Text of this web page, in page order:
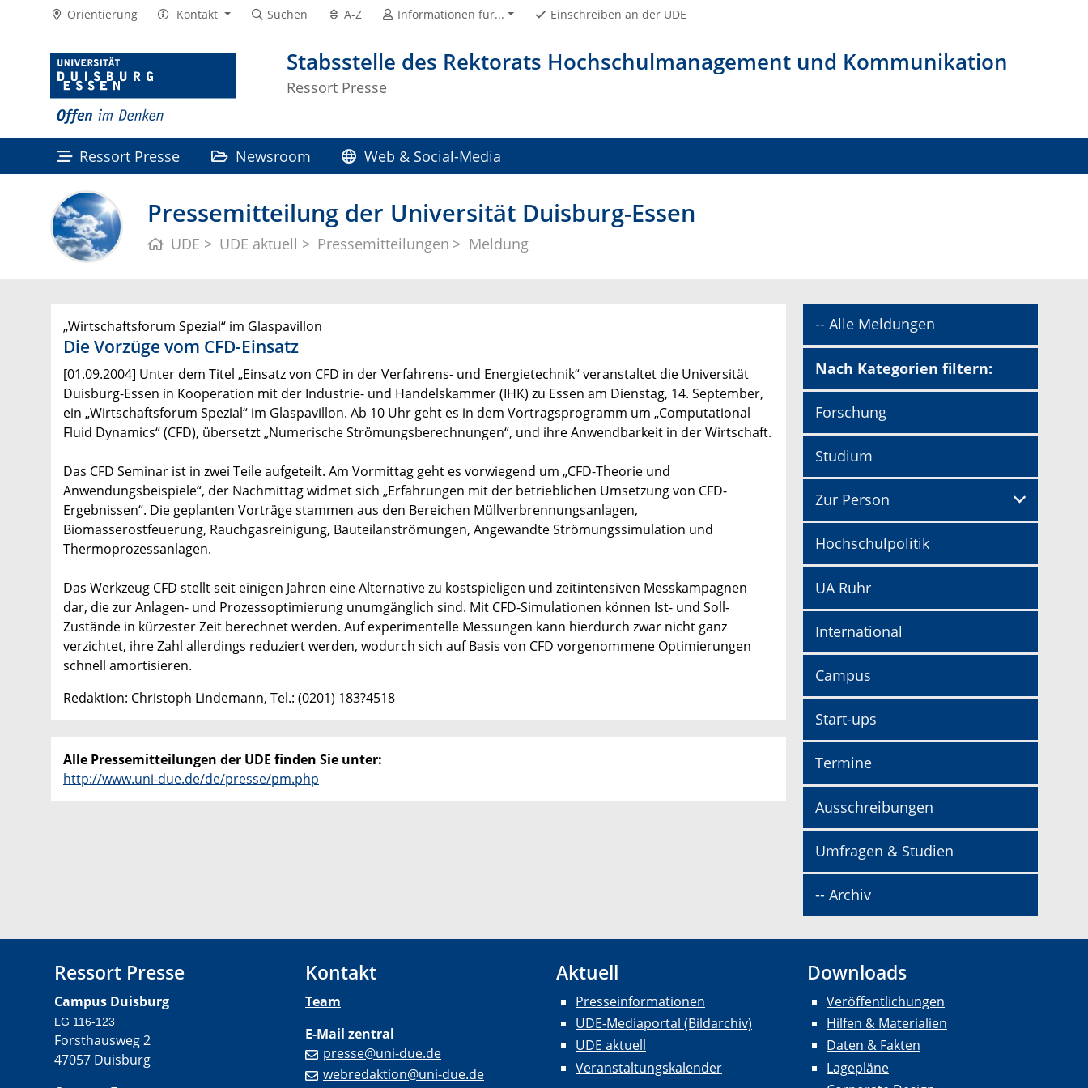
Stabsstelle des Rektorats Hochschulmanagement und Kommunikation
Ressort Presse
Orientierung Kontakt Suchen A-Z Informationen für... Einschreiben an der UDE
Ressort Presse Newsroom Web & Social-Media
Pressemitteilung der Universität Duisburg-Essen
UDE UDE aktuell Pressemitteilungen Meldung
„Wirtschaftsforum Spezial“ im Glaspavillon
Die Vorzüge vom CFD-Einsatz
[01.09.2004] Unter dem Titel „Einsatz von CFD in der Verfahrens- und Energietechnik“ veranstaltet die Universität
Duisburg-Essen in Kooperation mit der Industrie- und Handelskammer (IHK) zu Essen am Dienstag, 14. September,
ein „Wirtschaftsforum Spezial“ im Glaspavillon. Ab 10 Uhr geht es in dem Vortragsprogramm um „Computational
Fluid Dynamics“ (CFD), übersetzt „Numerische Strömungsberechnungen“, und ihre Anwendbarkeit in der Wirtschaft.
Das CFD Seminar ist in zwei Teile aufgeteilt. Am Vormittag geht es vorwiegend um „CFD-Theorie und
Anwendungsbeispiele“, der Nachmittag widmet sich „Erfahrungen mit der betrieblichen Umsetzung von CFD-
Ergebnissen“. Die geplanten Vorträge stammen aus den Bereichen Müllverbrennungsanlagen,
Biomasserostfeuerung, Rauchgasreinigung, Bauteilanströmungen, Angewandte Strömungssimulation und
Thermoprozessanlagen.
Das Werkzeug CFD stellt seit einigen Jahren eine Alternative zu kostspieligen und zeitintensiven Messkampagnen
dar, die zur Anlagen- und Prozessoptimierung unumgänglich sind. Mit CFD-Simulationen können Ist- und Soll-
Zustände in kürzester Zeit berechnet werden. Auf experimentelle Messungen kann hierdurch zwar nicht ganz
verzichtet, ihre Zahl allerdings reduziert werden, wodurch sich auf Basis von CFD vorgenommene Optimierungen
schnell amortisieren.
Redaktion: Christoph Lindemann, Tel.: (0201) 183?4518
Alle Pressemitteilungen der UDE finden Sie unter:
http://www.uni-due.de/de/presse/pm.php
-- Alle Meldungen
Nach Kategorien filtern:
Forschung
Studium
Zur Person
Hochschulpolitik
UA Ruhr
International
Campus
Start-ups
Termine
Ausschreibungen
Umfragen & Studien
-- Archiv
Ressort Presse
Campus Duisburg
LG 116-123
Forsthausweg 2
47057 Duisburg
Kontakt
Team
E-Mail zentral
presse@uni-due.de
webredaktion@uni-due.de
Aktuell
Presseinformationen
UDE-Mediaportal (Bildarchiv)
UDE aktuell
Veranstaltungskalender
Downloads
Veröffentlichungen
Hilfen & Materialien
Daten & Fakten
Lagepläne